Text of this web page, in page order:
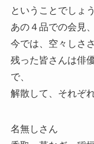
ということでしょ
あの４品での会見
今では、空々しさ
残った皆さんは俳
で、
解散して、それぞ
名無しさん